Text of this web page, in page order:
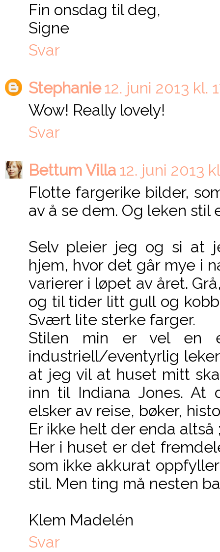
Fin onsdag til deg,
Signe
Svar
Stephanie12. juni 2013 kl.
Wow! Really lovely!
Svar
Bettum Villa12. juni 2013
Flotte fargerike bilder,
av å se dem. Og leken stil
Selv pleier jeg og si at
hjem, hvor det går mye i
varierer i løpet av året.
og til tider litt gull og
Svært lite sterke farger.
Stilen min er vel en
industriell/eventyrlig
at jeg vil at huset mitt
inn til Indiana Jones.
elsker av reise, bøker,
Er ikke helt der enda altså
Her i huset er det
som ikke akkurat
stil. Men ting må nesten
Klem Madelén
Svar